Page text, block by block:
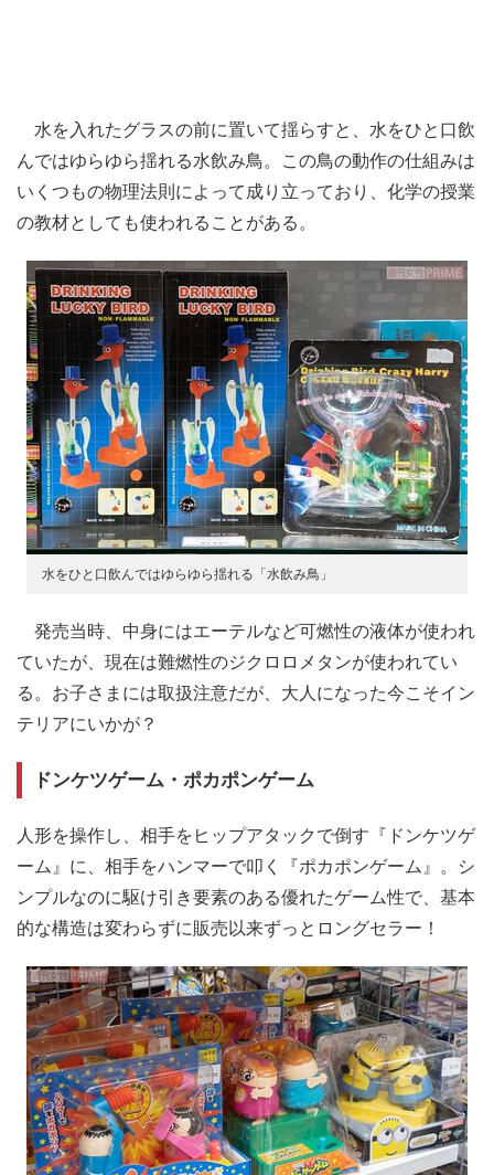
水を入れたグラスの前に置いて揺らすと、水をひと口飲
んではゆらゆら揺れる水飲み鳥。この鳥の動作の仕組みは
いくつもの物理法則によって成り立っており、化学の授業
の教材としても使われることがある。
水をひと口飲んではゆらゆら揺れる「水飲み鳥」
発売当時、中身にはエーテルなど可燃性の液体が使われ
ていたが、現在は難燃性のジクロロメタンが使われてい
る。お子さまには取扱注意だが、大人になった今こそイン
テリアにいかが？
ドンケツゲーム・ポカポンゲーム
人形を操作し、相手をヒップアタックで倒す『ドンケツゲ
ーム』に、相手をハンマーで叩く『ポカポンゲーム』。シ
ンプルなのに駆け引き要素のある優れたゲーム性で、基本
的な構造は変わらずに販売以来ずっとロングセラー！